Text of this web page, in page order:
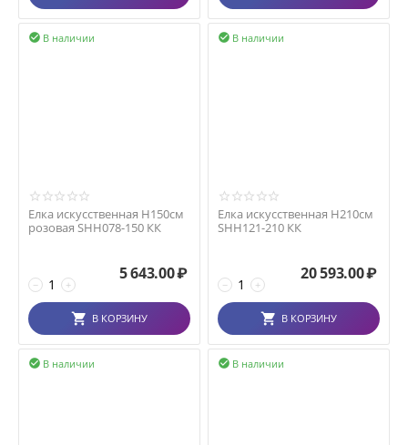
В наличии

Елка искусственная H150см
розовая SHH078-150 КК
+
−
5 643.00₽
В КОРЗИНУ
В наличии

Елка искусственная H210см
SHH121-210 КК
+
−
20 593.00₽
В КОРЗИНУ
В наличии
 В наличии
